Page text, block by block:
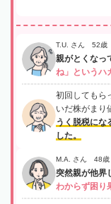
T.U. さん 52歳
親がとくなっ
ね」というハ
初回してもら
いだ株がまり
うく脱税にな
した。
M.A. さん 48歳
突然親が他界
わからず困り